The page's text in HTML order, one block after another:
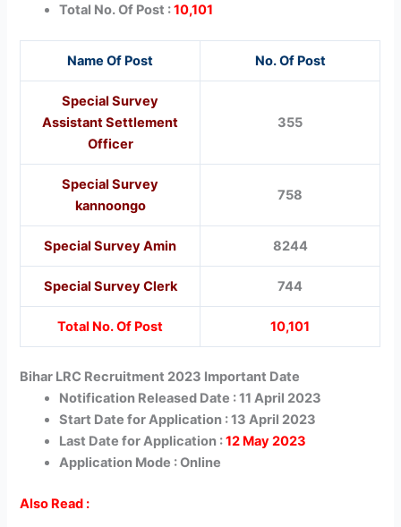
Total No. Of Post :10,101
Name Of Post No. Of Post
Special Survey
Assistant Settlement
Officer
355
Special Survey
kannoongo
758
Special Survey Amin 8244
Special Survey Clerk 744
Total No. Of Post 10,101
Bihar LRC Recruitment 2023 Important Date
Notification Released Date : 11 April 2023
Start Date for Application : 13 April 2023
Last Date for Application :12 May 2023
Application Mode : Online
Also Read :